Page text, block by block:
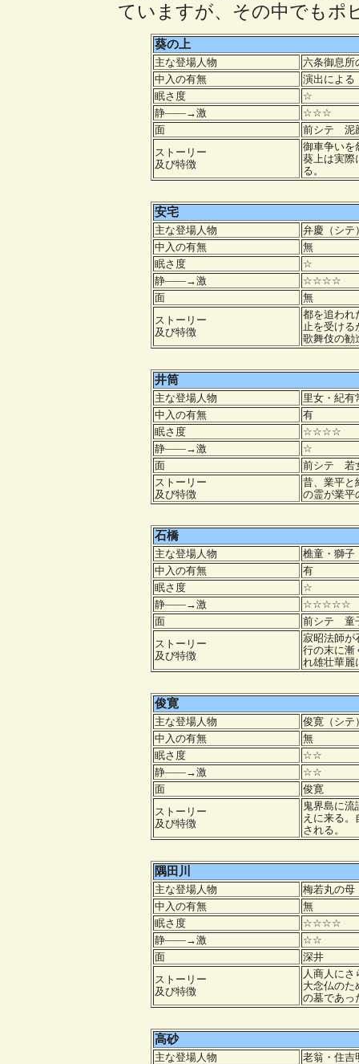
ていますが、その中でもポ
葵の上
主な登場人物
六条御息所
中入の有無
演出による
眠さ度
☆
静――→激
☆☆☆
面
前シテ
ストーリー
及び特徴
御車争いを
葵上は実際
る。
安宅
主な登場人物
弁慶（シテ
中入の有無
無
眠さ度
☆
静――→激
☆☆☆☆
面
無
ストーリー
及び特徴
都を追われ
止を受ける
歌舞伎の勧
井筒
主な登場人物
里女・紀有
中入の有無
有
眠さ度
☆☆☆☆
静――→激
☆
面
前シテ
ストーリー
及び特徴
昔、業平と
の霊が業平
石橋
主な登場人物
樵童・獅子
中入の有無
有
眠さ度
☆
静――→激
☆☆☆☆☆
面
前シテ 童
ストーリー
及び特徴
寂昭法師が
行の末に漸
れ雄壮華麗
俊寛
主な登場人物
俊寛（シテ
中入の有無
無
眠さ度
☆☆
静――→激
☆☆
面
俊寛
ストーリー
及び特徴
鬼界島に
えに来る
される。
隅田川
主な登場人物
梅若丸の母
中入の有無
無
眠さ度
☆☆☆☆
静――→激
☆☆
面
深井
ストーリー
及び特徴
人商人に
大念仏のた
の墓であっ
高砂
主な登場人物
老翁・住吉